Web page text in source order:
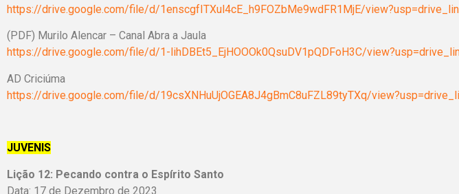
https://drive.google.com/file/d/1enscgfITXul4cE_h9FOZbMe9wdFR1MjE/
(PDF) Murilo Alencar – Canal Abra a Jaula
https://drive.google.com/file/d/1-lihDBEt5_EjHOOOk0QsuDV1pQDFoH3C/
AD Criciúma
https://drive.google.com/file/d/19csXNHuUjOGEA8J4gBmC8uFZL89tyTXq/
JUVENIS
Lição 12: Pecando contra o Espírito Santo
Data: 17 de Dezembro de 2023